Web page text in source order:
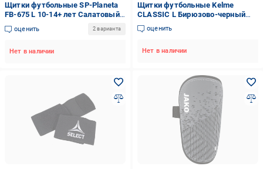
Щитки футбольные SP-Planeta
FB-675 L 10-14+ лет Салатовый/
Оранжевый (6936116104193)
оценить 2 варианта
Нет в наличии
Щитки футбольные Kelme
CLASSIC L Бирюзово-черный
(K15S948.9353)
оценить
Нет в наличии